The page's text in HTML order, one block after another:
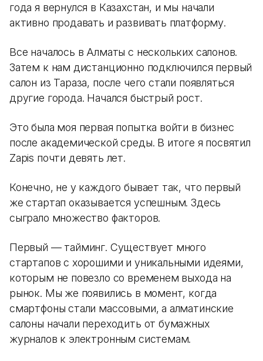
года я вернулся в Казахстан, и мы начали
активно продавать и развивать платформу.
Все началось в Алматы с нескольких салонов.
Затем к нам дистанционно подключился первый
салон из Тараза, после чего стали появляться
другие города. Начался быстрый рост.
Это была моя первая попытка войти в бизнес
после академической среды. В итоге я посвятил
Zapis почти девять лет.
Конечно, не у каждого бывает так, что первый
же стартап оказывается успешным. Здесь
сыграло множество факторов.
Первый — тайминг. Существует много
стартапов с хорошими и уникальными идеями,
которым не повезло со временем выхода на
рынок. Мы же появились в момент, когда
смартфоны стали массовыми, а алматинские
салоны начали переходить от бумажных
журналов к электронным системам.